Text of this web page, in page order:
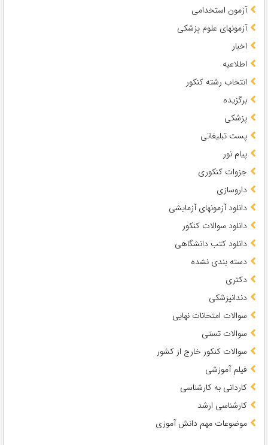
آزمون استخدامی
آزمونهای علوم پزشکی
اخبار
اطلاعیه
انتخاب رشته کنکور
برگزیده
پزشکی
پست تبلیغاتی
پیام نور
جزوات کنکوری
داروسازی
دانلود آزمونهای آزمایشی
دانلود سوالات کنکور
دانلود کتب دانشگاهی
دسته بندی نشده
دکتری
دندانپزشکی
سوالات امتحانات نهایی
سوالات تستی
سوالات کنکور خارج از کشور
فیلم آموزشی
کاردانی به کارشناسی
کارشناسی ارشد
موضوعات مهم دانش آموزی